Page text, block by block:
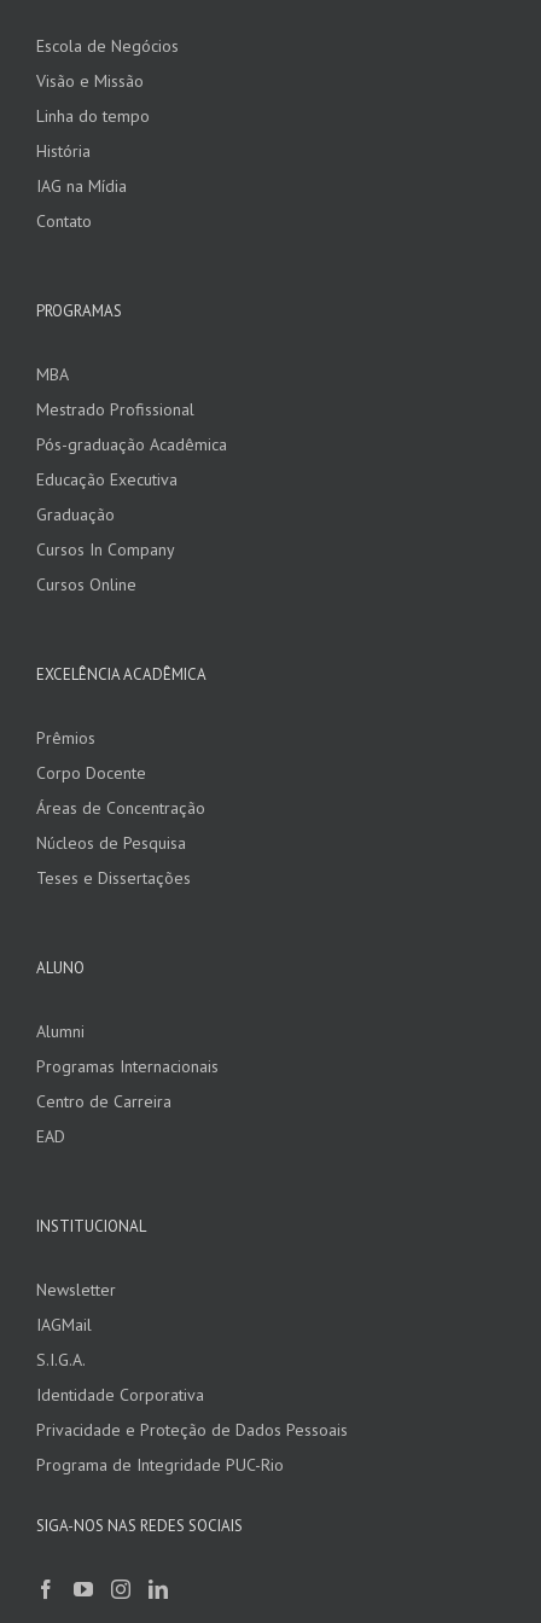
Escola de Negócios
Visão e Missão
Linha do tempo
História
IAG na Mídia
Contato
PROGRAMAS
MBA
Mestrado Profissional
Pós-graduação Acadêmica
Educação Executiva
Graduação
Cursos In Company
Cursos Online
EXCELÊNCIA ACADÊMICA
Prêmios
Corpo Docente
Áreas de Concentração
Núcleos de Pesquisa
Teses e Dissertações
ALUNO
Alumni
Programas Internacionais
Centro de Carreira
EAD
INSTITUCIONAL
Newsletter
IAGMail
S.I.G.A.
Identidade Corporativa
Privacidade e Proteção de Dados Pessoais
Programa de Integridade PUC-Rio
SIGA-NOS NAS REDES SOCIAIS